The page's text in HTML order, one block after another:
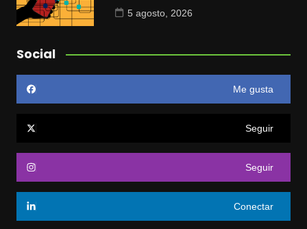
5 agosto, 2026
Social
Me gusta
Seguir
Seguir
Conectar